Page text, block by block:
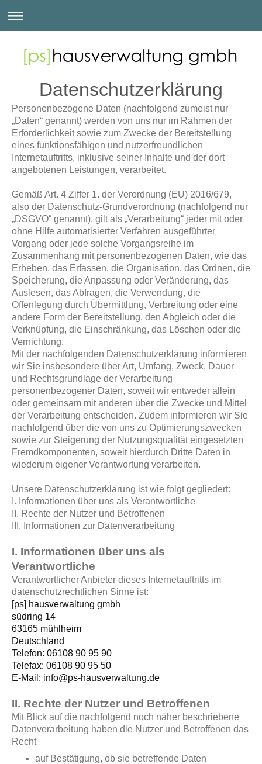
Datenschutzerklärung
Personenbezogene Daten (nachfolgend zumeist nur
„Daten“ genannt) werden von uns nur im Rahmen der
Erforderlichkeit sowie zum Zwecke der Bereitstellung
eines funktionsfähigen und nutzerfreundlichen
Internetauftritts, inklusive seiner Inhalte und der dort
angebotenen Leistungen, verarbeitet.
Gemäß Art. 4 Ziffer 1. der Verordnung (EU) 2016/679,
also der Datenschutz-Grundverordnung (nachfolgend nur
„DSGVO“ genannt), gilt als „Verarbeitung“ jeder mit oder
ohne Hilfe automatisierter Verfahren ausgeführter
Vorgang oder jede solche Vorgangsreihe im
Zusammenhang mit personenbezogenen Daten, wie das
Erheben, das Erfassen, die Organisation, das Ordnen, die
Speicherung, die Anpassung oder Veränderung, das
Auslesen, das Abfragen, die Verwendung, die
Offenlegung durch Übermittlung, Verbreitung oder eine
andere Form der Bereitstellung, den Abgleich oder die
Verknüpfung, die Einschränkung, das Löschen oder die
Vernichtung.
Mit der nachfolgenden Datenschutzerklärung informieren
wir Sie insbesondere über Art, Umfang, Zweck, Dauer
und Rechtsgrundlage der Verarbeitung
personenbezogener Daten, soweit wir entweder allein
oder gemeinsam mit anderen über die Zwecke und Mittel
der Verarbeitung entscheiden. Zudem informieren wir Sie
nachfolgend über die von uns zu Optimierungszwecken
sowie zur Steigerung der Nutzungsqualität eingesetzten
Fremdkomponenten, soweit hierdurch Dritte Daten in
wiederum eigener Verantwortung verarbeiten.
Unsere Datenschutzerklärung ist wie folgt gegliedert:
I. Informationen über uns als Verantwortliche
II. Rechte der Nutzer und Betroffenen
III. Informationen zur Datenverarbeitung
I. Informationen über uns als
Verantwortliche
Verantwortlicher Anbieter dieses Internetauftritts im
datenschutzrechtlichen Sinne ist:
[ps] hausverwaltung gmbh
südring 14
63165 mühlheim
Deutschland
Telefon: 06108 90 95 90
Telefax: 06108 90 95 50
E-Mail: info@ps-hausverwaltung.de
II. Rechte der Nutzer und Betroffenen
Mit Blick auf die nachfolgend noch näher beschriebene
Datenverarbeitung haben die Nutzer und Betroffenen das
Recht
auf Bestätigung, ob sie betreffende Daten